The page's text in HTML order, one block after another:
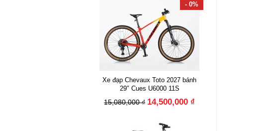
- 0%
Xe đạp Chevaux Toto 2027 bánh
29″ Cues U6000 11S
15,080,000 ₫ 14,500,000 ₫